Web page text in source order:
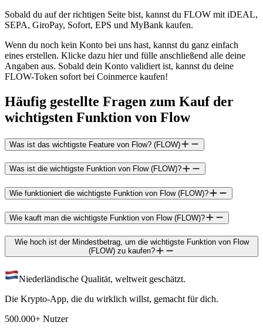
Sobald du auf der richtigen Seite bist, kannst du FLOW mit iDEAL,
SEPA, GiroPay, Sofort, EPS und MyBank kaufen.
Wenn du noch kein Konto bei uns hast, kannst du ganz einfach
eines erstellen. Klicke dazu hier und fülle anschließend alle deine
Angaben aus. Sobald dein Konto validiert ist, kannst du deine
FLOW-Token sofort bei Coinmerce kaufen!
Häufig gestellte Fragen zum Kauf der
wichtigsten Funktion von Flow
Was ist das wichtigste Feature von Flow? (FLOW)
Was ist die wichtigste Funktion von Flow (FLOW)?
Wie funktioniert die wichtigste Funktion von Flow (FLOW)?
Wie kauft man die wichtigste Funktion von Flow (FLOW)?
Wie hoch ist der Mindestbetrag, um die wichtigste Funktion von Flow
(FLOW) zu kaufen?
Niederländische Qualität, weltweit geschätzt.
Die Krypto-App, die du wirklich willst, gemacht für dich.
500.000+ Nutzer